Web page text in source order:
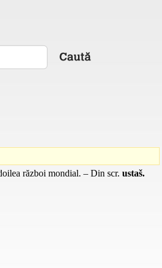
război mondial. – Din scr. ustaš.